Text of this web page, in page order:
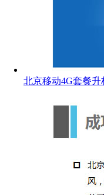
北京移动4G套餐升